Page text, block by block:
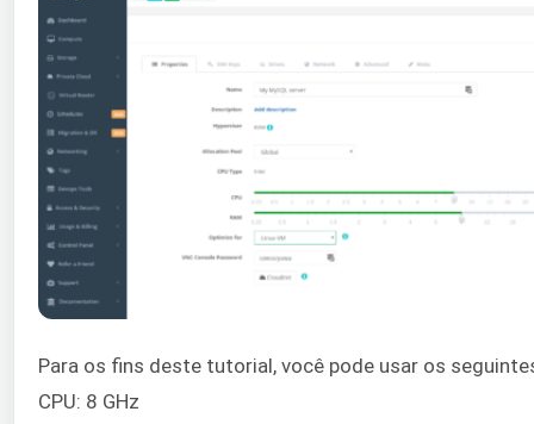
Para os fins deste tutorial, você pode usar os
CPU: 8 GHz